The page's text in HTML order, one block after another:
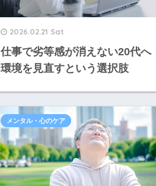
2026.02.21 Sat
仕事で劣等感が消えない20代へ｜
環境を見直すという選択肢
メンタル・心のケア